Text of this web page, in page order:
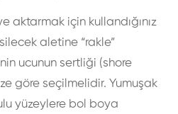
aktarmak için kullandığınız
aletine “rakle”
ucunun sertliği (shore
göre seçilmelidir. Yumuşak
yüzeylere bol boya